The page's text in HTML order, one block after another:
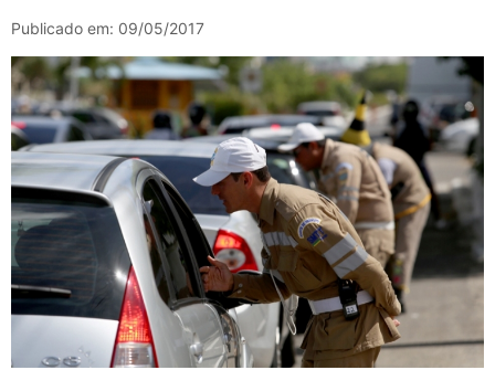
Publicado em: 09/05/2017